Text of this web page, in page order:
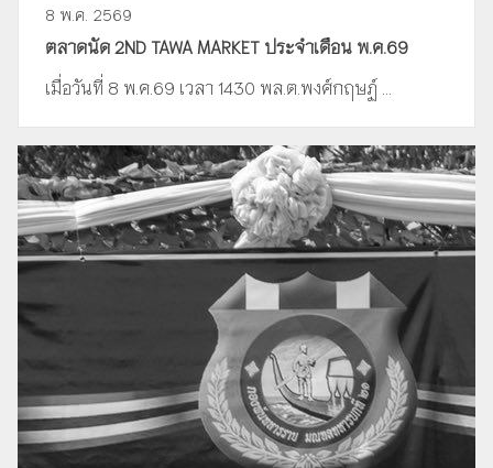
8 พ.ค. 2569
ตลาดนัด 2ND TAWA MARKET ประจำเดือน พ.ค.69
เมื่อวันที่ 8 พ.ค.69 เวลา 1430 พล.ต.พงศ์กฤษฏ์ ...